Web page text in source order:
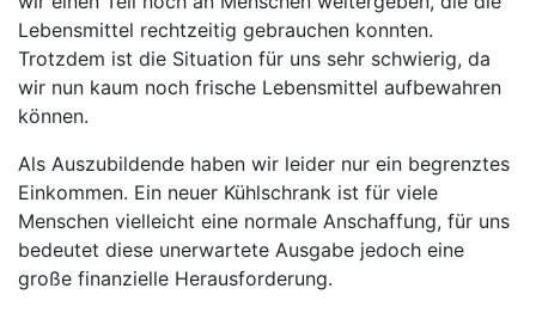
Lebensmittel rechtzeitig gebrauchen konnten.
Trotzdem ist die Situation für uns sehr schwierig, da
wir nun kaum noch frische Lebensmittel aufbewahren
können.
Als Auszubildende haben wir leider nur ein begrenztes
Einkommen. Ein neuer Kühlschrank ist für viele
Menschen vielleicht eine normale Anschaffung, für uns
bedeutet diese unerwartete Ausgabe jedoch eine
große finanzielle Herausforderung.